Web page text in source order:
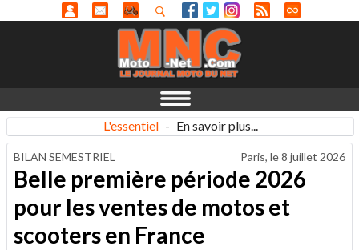
L'essentiel - En savoir plus...
BILAN SEMESTRIEL Paris, le8 juillet 2026
Belle première période 2026
pour les ventes de motos et
scooters en France